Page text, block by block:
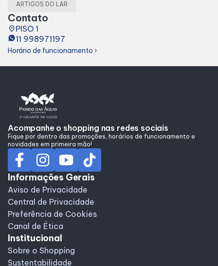
Fique Por Dentro
Lojas e Restaurantes
Alimentação
Programa de Benefícios
ARTIGOS DO LAR
Contato
placePISO 1
11 998971197
Horário de funcionamento chevron_right
Acompanhe o shopping nas redes sociais
Fique por dentro das promoções, horários de funcionamento e
novidades em primeira mão!
Informações Gerais
Aviso de Privacidade
Central de Privacidade
Preferência de Cookies
Canal de Ética
Institucional
Sobre o Shopping
Sustentabilidade